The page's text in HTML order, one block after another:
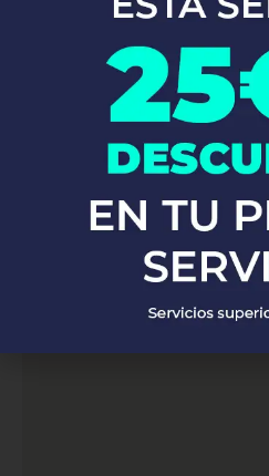
fontanería
a clientes en Rocafort. Ya sea
emergencia, instalaciones de
preventivo, nuestro equipo
soluciones rápidas y eficaces,
calidad y